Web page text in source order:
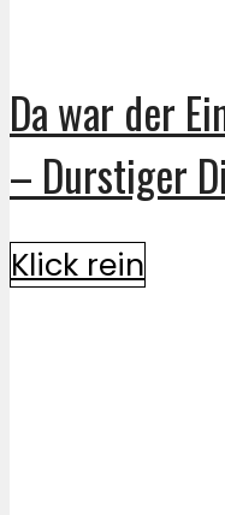
Da war der
– Durstiger
Klick rein